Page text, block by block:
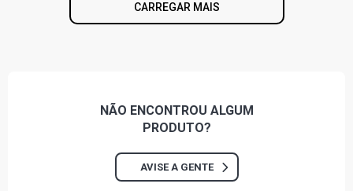
CARREGAR MAIS
NÃO ENCONTROU ALGUM
PRODUTO?
AVISE A GENTE